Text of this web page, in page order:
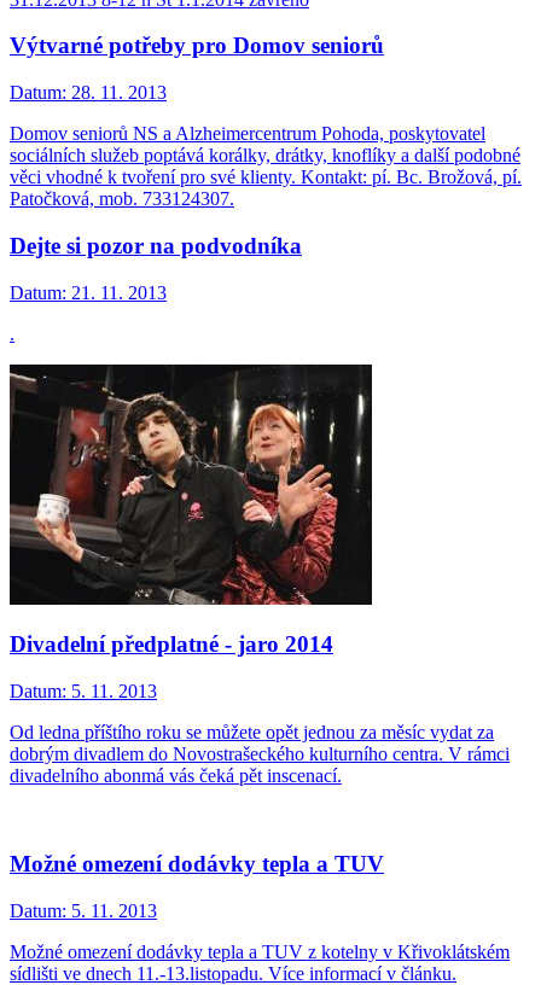
Výtvarné potřeby pro Domov seniorů
Datum: 28. 11. 2013
Domov seniorů NS a Alzheimercentrum Pohoda, poskytovatel
sociálních služeb poptává korálky, drátky, knoflíky a další podobné
věci vhodné k tvoření pro své klienty. Kontakt: pí. Bc. Brožová, pí.
Patočková, mob. 733124307.
Dejte si pozor na podvodníka
Datum: 21. 11. 2013
.
Divadelní předplatné - jaro 2014
Datum: 5. 11. 2013
Od ledna příštího roku se můžete opět jednou za měsíc vydat za
dobrým divadlem do Novostrašeckého kulturního centra. V rámci
divadelního abonmá vás čeká pět inscenací.
Možné omezení dodávky tepla a TUV
Datum: 5. 11. 2013
Možné omezení dodávky tepla a TUV z kotelny v Křivoklátském
sídlišti ve dnech 11.-13.listopadu. Více informací v článku.